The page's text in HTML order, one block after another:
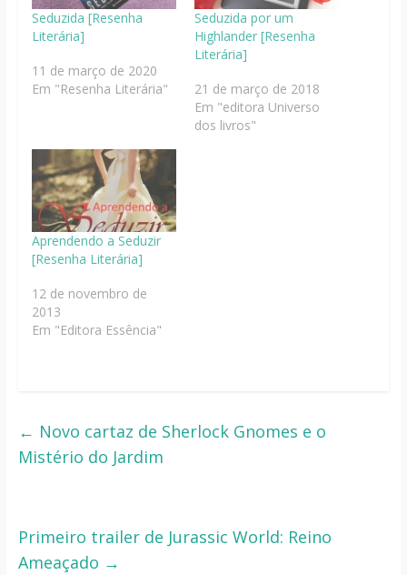
Seduzida [Resenha
Literária]
11 de março de 2020
Em "Resenha Literária"
Seduzida por um
Highlander [Resenha
Literária]
21 de março de 2018
Em "editora Universo
dos livros"
Aprendendo a Seduzir
[Resenha Literária]
12 de novembro de
2013
Em "Editora Essência"
← Novo cartaz de Sherlock Gnomes e o
Mistério do Jardim
Primeiro trailer de Jurassic World: Reino
Ameaçado →